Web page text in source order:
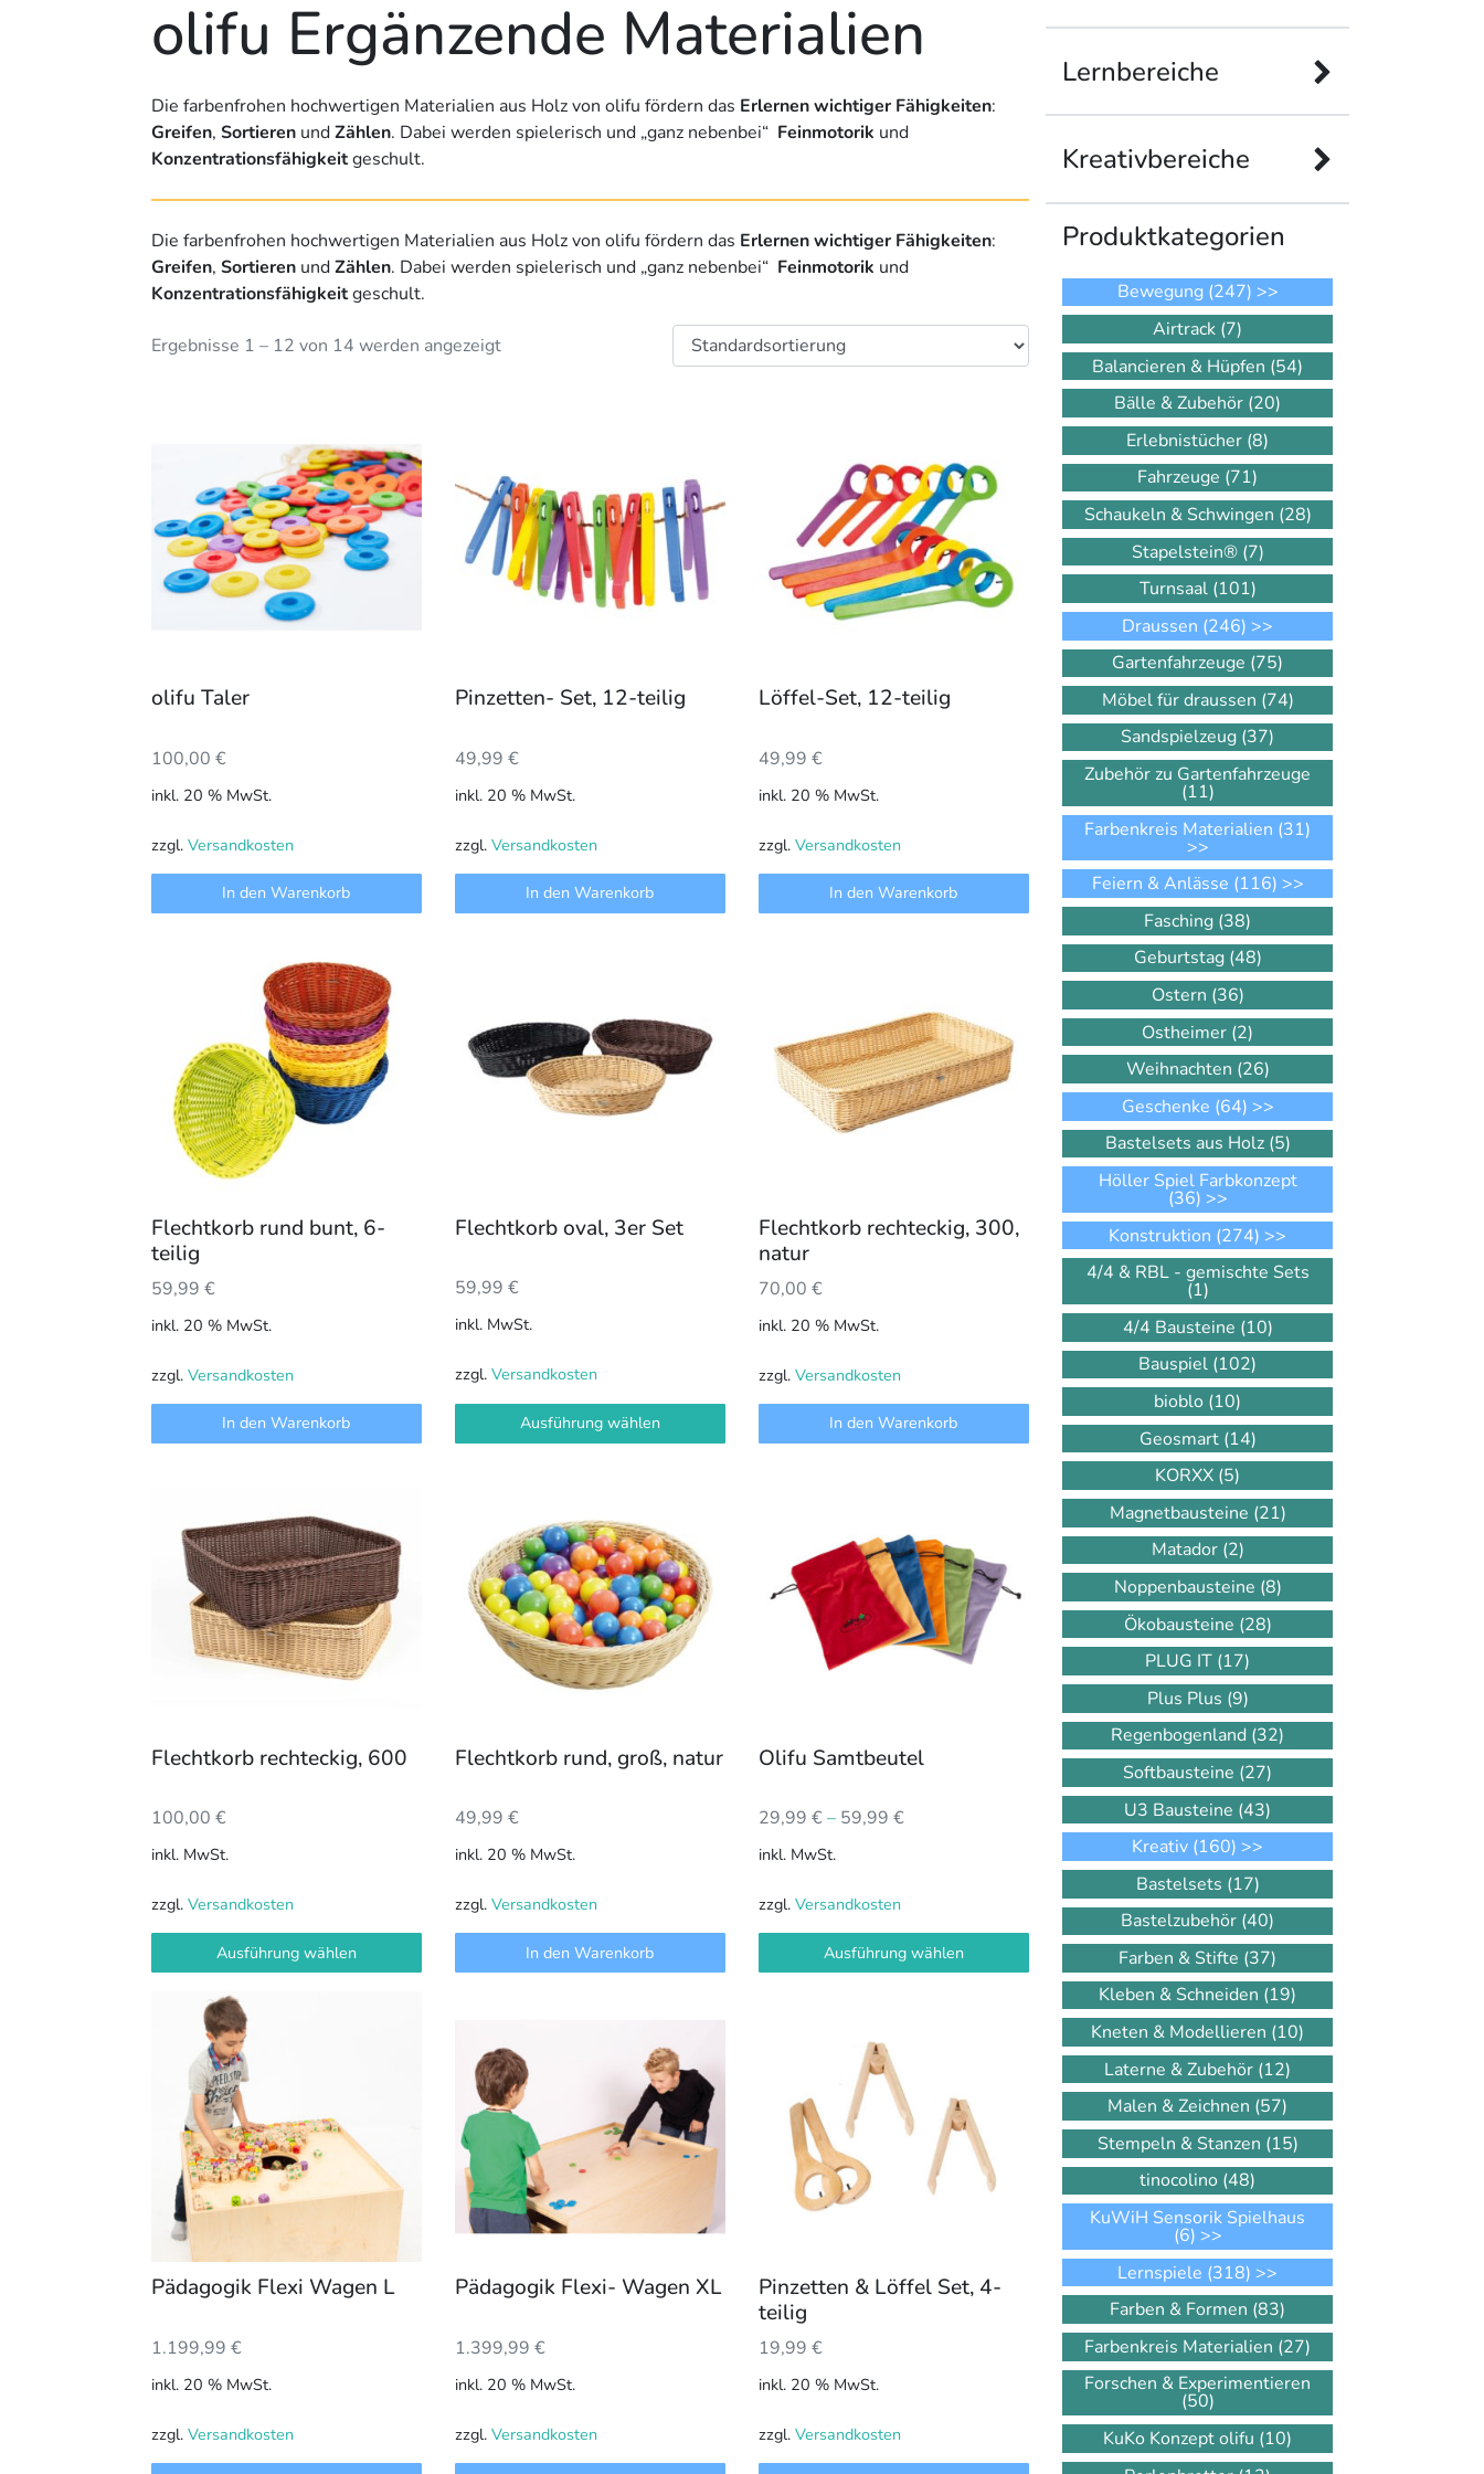
olifu Ergänzende Materialien
Die farbenfrohen hochwertigen Materialien aus Holz von olifu fördern das Erlernen wichtiger Fähigkeiten:
Greifen, Sortieren undZählen. Dabei werden spielerisch und „ganz nebenbei“ Feinmotorik und
Konzentrationsfähigkeitgeschult.
Die farbenfrohen hochwertigen Materialien aus Holz von olifu fördern das Erlernen wichtiger Fähigkeiten:
Greifen, Sortieren undZählen. Dabei werden spielerisch und „ganz nebenbei“ Feinmotorik und
Konzentrationsfähigkeitgeschult.
Ergebnisse 1 – 12 von 14 werden angezeigt
olifu Taler
100,00 €
inkl. 20 % MwSt.
zzgl. Versandkosten
In den Warenkorb
Pinzetten- Set, 12-teilig
49,99 €
inkl. 20 % MwSt.
zzgl. Versandkosten
In den Warenkorb
Löffel-Set, 12-teilig
49,99 €
inkl. 20 % MwSt.
zzgl. Versandkosten
In den Warenkorb
Flechtkorb rund bunt, 6-
teilig
59,99 €
inkl. 20 % MwSt.
zzgl. Versandkosten
In den Warenkorb
Flechtkorb oval, 3er Set
59,99 €
inkl. MwSt.
zzgl. Versandkosten
Ausführung wählen
mehrere
Varianten
auf.
Produktseite
werden
Flechtkorb rechteckig, 300,
natur
70,00 €
inkl. 20 % MwSt.
zzgl. Versandkosten
In den Warenkorb
Flechtkorb rechteckig, 600
100,00 €
inkl. MwSt.
zzgl. Versandkosten
Ausführung wählen
weist
mehrere
Varianten
Optionen
Produktseite
werden
Flechtkorb rund, groß, natur
49,99 €
inkl. 20 % MwSt.
zzgl. Versandkosten
In den Warenkorb
Olifu Samtbeutel
29,99 €– 59,99 €
inkl. MwSt.
zzgl. Versandkosten
Ausführung wählen
mehrere
Varianten
auf.
Optionen
Produktseite
werden
Pädagogik Flexi Wagen L
1.199,99 €
inkl. 20 % MwSt.
zzgl. Versandkosten
Pädagogik Flexi- Wagen XL
1.399,99 €
inkl. 20 % MwSt.
zzgl. Versandkosten
Pinzetten & Löffel Set, 4-
teilig
19,99 €
inkl. 20 % MwSt.
zzgl. Versandkosten
Lernbereiche
Kreativbereiche
Produkt­kategorien
Bewegung (247) >>
Airtrack (7)
Balancieren & Hüpfen (54)
Bälle & Zubehör (20)
Erlebnistücher (8)
Fahrzeuge (71)
Schaukeln & Schwingen (28)
Stapelstein® (7)
Turnsaal (101)
Draussen (246) >>
Gartenfahrzeuge (75)
Möbel für draussen (74)
Sandspielzeug (37)
Zubehör zu Gartenfahrzeuge
(11)
Farbenkreis Materialien (31)
>>
Feiern & Anlässe (116) >>
Fasching (38)
Geburtstag (48)
Ostern (36)
Ostheimer (2)
Weihnachten (26)
Geschenke (64) >>
Bastelsets aus Holz (5)
Höller Spiel Farbkonzept
(36) >>
Konstruktion (274) >>
4/4 & RBL - gemischte Sets
(1)
4/4 Bausteine (10)
Bauspiel (102)
bioblo (10)
Geosmart (14)
KORXX (5)
Magnetbausteine (21)
Matador (2)
Noppenbausteine (8)
Ökobausteine (28)
PLUG IT (17)
Plus Plus (9)
Regenbogenland (32)
Softbausteine (27)
U3 Bausteine (43)
Kreativ (160) >>
Bastelsets (17)
Bastelzubehör (40)
Farben & Stifte (37)
Kleben & Schneiden (19)
Kneten & Modellieren (10)
Laterne & Zubehör (12)
Malen & Zeichnen (57)
Stempeln & Stanzen (15)
tinocolino (48)
KuWiH Sensorik Spielhaus
(6) >>
Lernspiele (318) >>
Farben & Formen (83)
Farbenkreis Materialien (27)
Forschen & Experimentieren
(50)
KuKo Konzept olifu (10)